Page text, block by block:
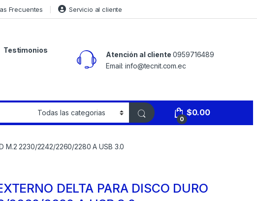
Frecuentes Servicio al cliente
Testimonios
Atención al cliente 0959716489
Email: info@tecnit.com.ec
0
$0.00
M.2 2230/2242/2260/2280 A USB 3.0
DELTA PARA DISCO DURO